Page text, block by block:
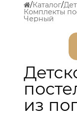
Каталог
Комплекты
Черный
из